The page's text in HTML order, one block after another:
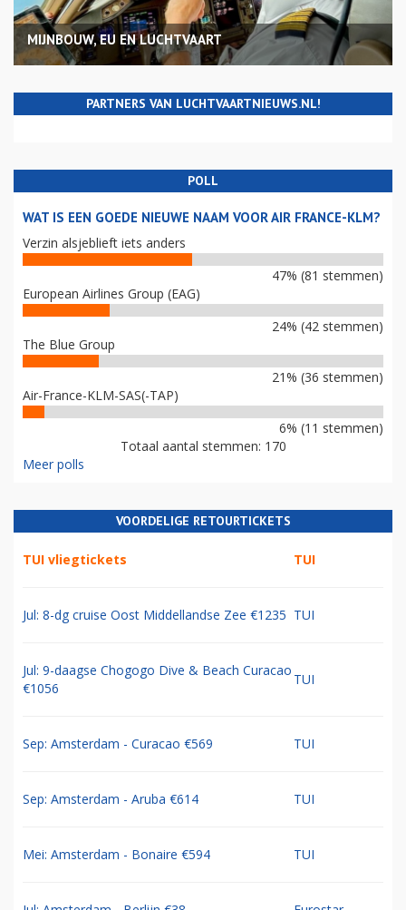
MIJNBOUW, EU EN LUCHTVAART
PARTNERS VAN LUCHTVAARTNIEUWS.NL!
POLL
WAT IS EEN GOEDE NIEUWE NAAM VOOR AIR FRANCE-KLM?
Verzin alsjeblieft iets anders
47% (81 stemmen)
European Airlines Group (EAG)
24% (42 stemmen)
The Blue Group
21% (36 stemmen)
Air-France-KLM-SAS(-TAP)
6% (11 stemmen)
Totaal aantal stemmen: 170
Meer polls
VOORDELIGE RETOURTICKETS
TUI vliegtickets TUI
Jul: 8-dg cruise Oost Middellandse Zee €1235 TUI
Jul: 9-daagse Chogogo Dive & Beach Curacao
€1056
TUI
Sep: Amsterdam - Curacao €569 TUI
Sep: Amsterdam - Aruba €614 TUI
Mei: Amsterdam - Bonaire €594 TUI